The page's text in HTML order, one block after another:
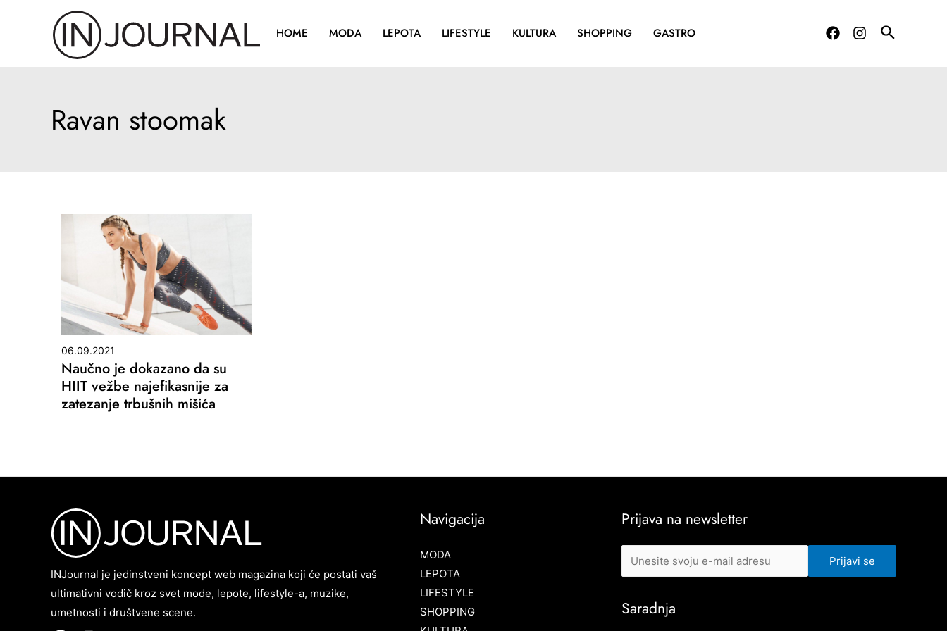
HOME MODA LEPOTA LIFESTYLE KULTURA SHOPPING GASTRO
Ravan stoomak
06.09.2021
Naučno je dokazano da su
HIIT vežbe najefikasnije za
zatezanje trbušnih mišića
INJournal je jedinstveni koncept web magazina koji će postati vaš
ultimativni vodič kroz svet mode, lepote, lifestyle-a, muzike,
umetnosti i društvene scene.
Navigacija
MODA
LEPOTA
LIFESTYLE
SHOPPING
Prijava na newsletter
Saradnja